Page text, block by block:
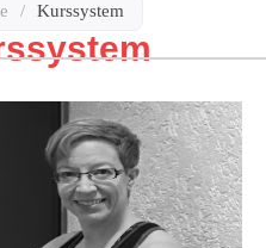
/ Kurssystem